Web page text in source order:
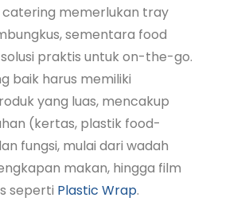
catering memerlukan tray
sementara food
praktis untuk on-the-go.
baik harus memiliki
yang luas, mencakup
(kertas, plastik food-
fungsi, mulai dari wadah
makan, hingga film
seperti Plastic Wrap.